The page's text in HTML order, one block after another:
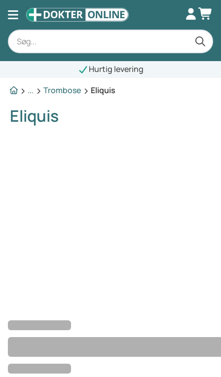
Hurtig levering
...
Trombose Eliquis
Eliquis